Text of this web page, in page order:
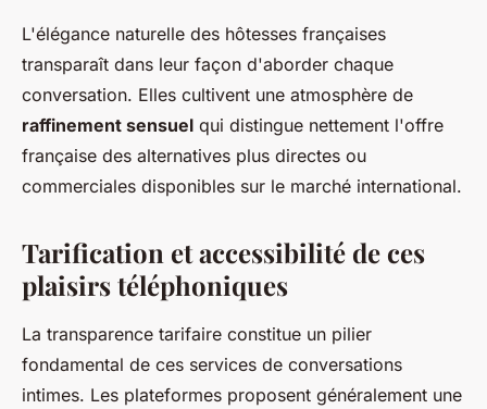
L'élégance naturelle des hôtesses françaises
transparaît dans leur façon d'aborder chaque
conversation. Elles cultivent une atmosphère de
raffinement sensuel qui distingue nettement l'offre
française des alternatives plus directes ou
commerciales disponibles sur le marché international.
Tarification et accessibilité de ces
plaisirs téléphoniques
La transparence tarifaire constitue un pilier
fondamental de ces services de conversations
intimes. Les plateformes proposent généralement une